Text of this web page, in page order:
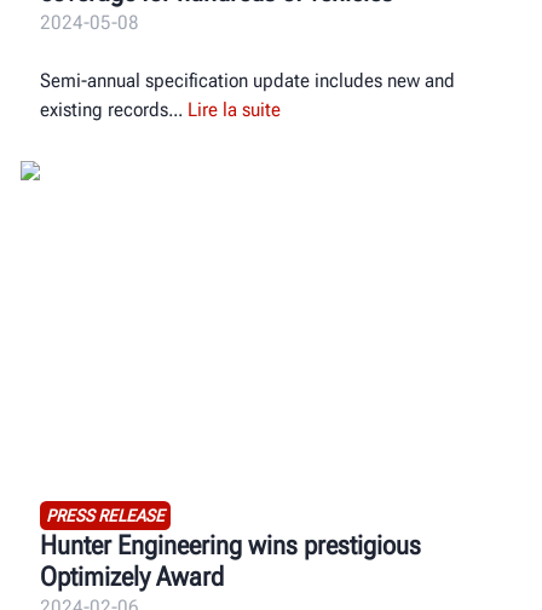
2024-05-08
Semi-annual specification update includes new and
existing records
Lire la suite
PRESS RELEASE
Hunter Engineering wins prestigious
Optimizely Award